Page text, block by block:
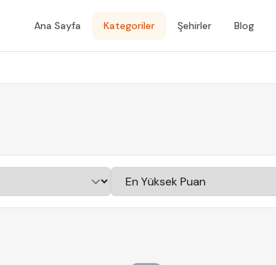
Ana Sayfa Kategoriler Şehirler Blog